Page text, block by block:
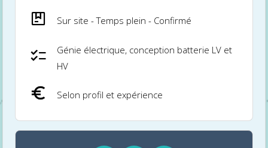
Sur site - Temps plein - Confirmé
Génie électrique, conception batterie LV et
HV
Selon profil et expérience